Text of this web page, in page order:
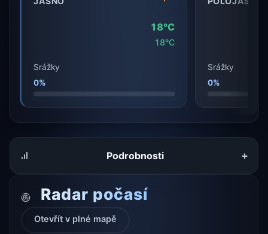
18°C
18°C
Srážky
0%
Srážky
0%
Podrobnosti +
Radar počasí
Otevřít v plné mapě